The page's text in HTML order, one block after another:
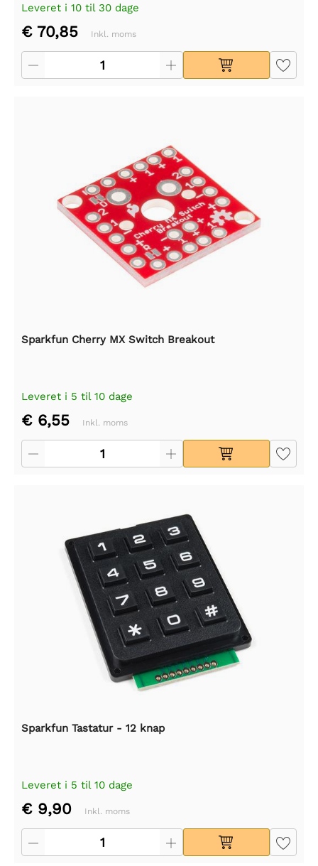
Leveret i 10 til 30 dage
€ 70,85 Inkl. moms
Sparkfun Cherry MX Switch Breakout
Leveret i 5 til 10 dage
€ 6,55 Inkl. moms
Sparkfun Tastatur - 12 knap
Leveret i 5 til 10 dage
€ 9,90 Inkl. moms